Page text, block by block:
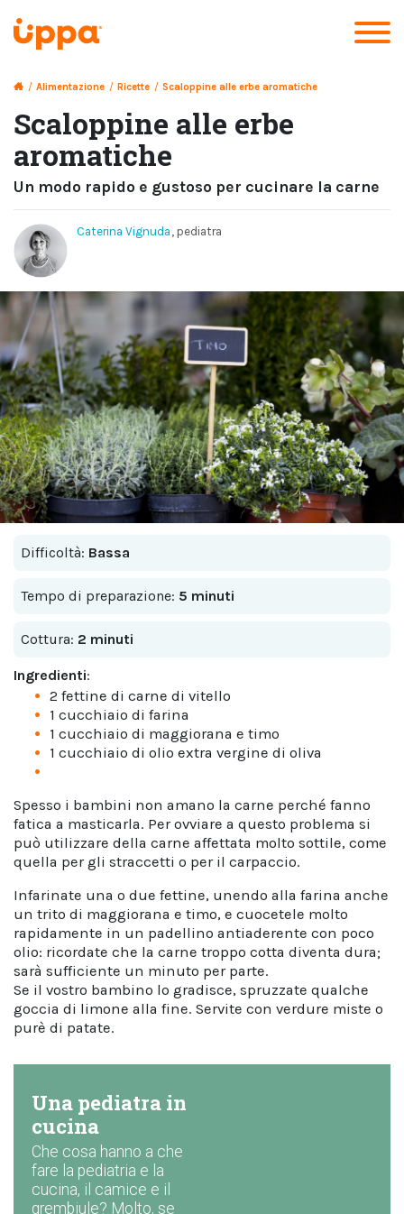
/ Alimentazione / Ricette / Scaloppine alle erbe aromatiche
Scaloppine alle erbe
aromatiche
Un modo rapido e gustoso per cucinare la carne
Caterina Vignuda , pediatra
Difficoltà: Bassa
Tempo di preparazione: 5 minuti
Cottura: 2 minuti
Ingredienti:
2 fettine di carne di vitello
1 cucchiaio di farina
1 cucchiaio di maggiorana e timo
1 cucchiaio di olio extra vergine di oliva
Spesso i bambini non amano la carne perché fanno
fatica a masticarla. Per ovviare a questo problema si
può utilizzare della carne affettata molto sottile, come
quella per gli straccetti o per il carpaccio.
Infarinate una o due fettine, unendo alla farina anche
un trito di maggiorana e timo, e cuocetele molto
rapidamente in un padellino antiaderente con poco
olio: ricordate che la carne troppo cotta diventa dura;
sarà sufficiente un minuto per parte.
Se il vostro bambino lo gradisce, spruzzate qualche
goccia di limone alla fine. Servite con verdure miste o
purè di patate.
Una pediatra in
cucina
Che cosa hanno a che
fare la pediatria e la
cucina, il camice e il
grembiule? Molto, se